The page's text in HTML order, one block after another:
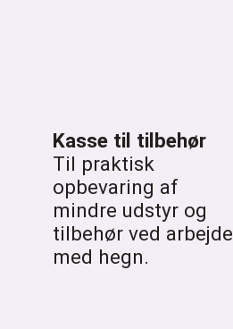
Kasse til tilbehør
Til praktisk
opbevaring af
mindre udstyr og
tilbehør ved arbejde
med hegn.